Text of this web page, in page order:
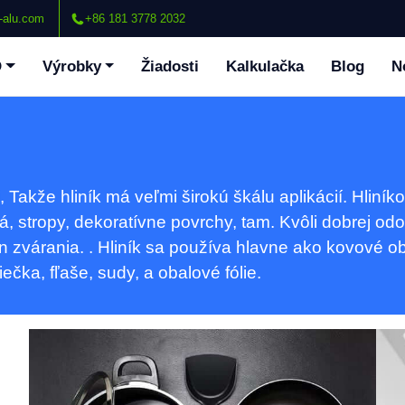
+86 181 3778 2032
Výrobky Žiadosti Kalkulačka Blog
hliník má veľmi širokú škálu aplikácií.
stropy, dekoratívne povrchy, tam. Kvôli dobrej
zvárania. . Hliník sa používa hlavne ako kovové
fľaše, sudy, a obalové fólie.
Preskúmajte hliníkové disky pre riad s
vynikajúcou tepelnou vodivosťou, ľahký
dizajn, a odolnosť proti korózii. Ideálne na
panvice, tlakový hrniec, a listy na pečenie.
Hliníkové listy na palubu lodí